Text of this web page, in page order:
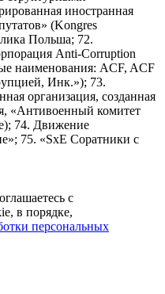
иностранная
(Kongres
Польша; 72.
Anti-Corruption
наименования: ACF, ACF
Инк.»); 73.
организация, созданная
«Антивоенный комитет
74. Движение
75. «SxE Соратники с
с
в порядке,
персональных